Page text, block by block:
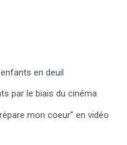
en deuil
par le biais du cinéma
mon coeur” en vidéo